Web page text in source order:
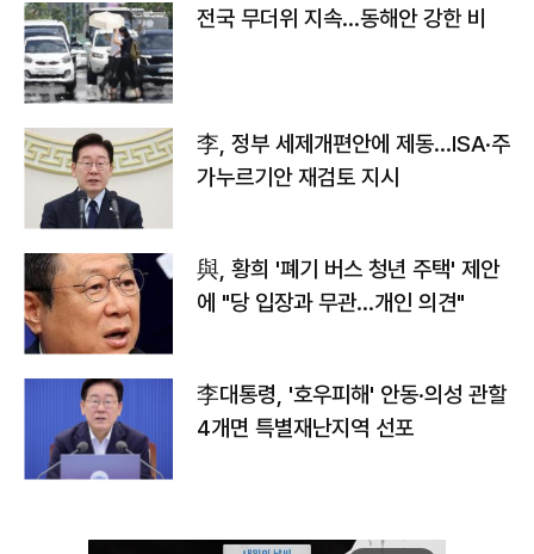
전국 무더위 지속…동해안 강한 비
李, 정부 세제개편안에 제동…ISA·주
가누르기안 재검토 지시
與, 황희 '폐기 버스 청년 주택' 제안
에 "당 입장과 무관…개인 의견"
李대통령, '호우피해' 안동·의성 관할
4개면 특별재난지역 선포